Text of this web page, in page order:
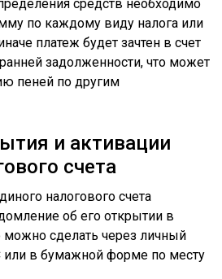
средств необходимо
по каждому виду налога или
платеж будет зачтен в счет
задолженности, что может
пеней по другим
и активации
счета
налогового счета
об его открытии в
можно сделать через личный
или в бумажной форме по месту